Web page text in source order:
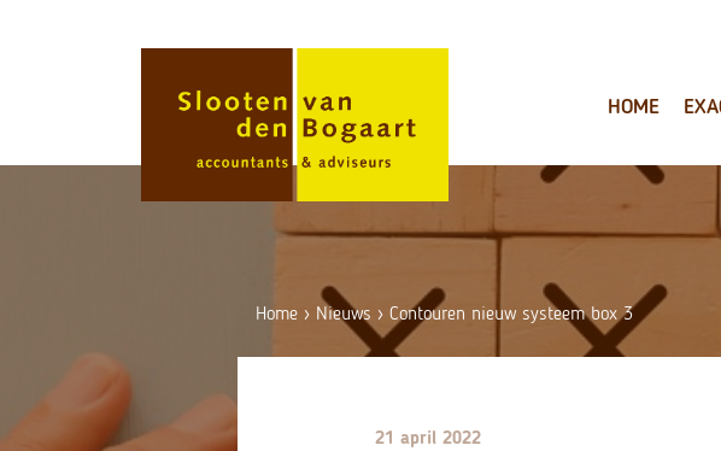
HOME
Home › Nieuws › Contouren nieuw systeem box 3
21 april 2022